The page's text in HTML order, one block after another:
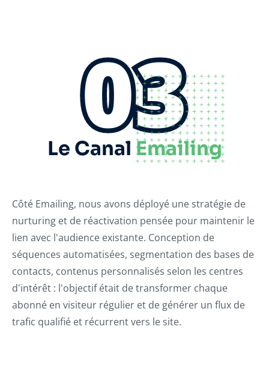
03
Le Canal Emailing
Côté Emailing, nous avons déployé une stratégie de
nurturing et de réactivation pensée pour maintenir le
lien avec l'audience existante. Conception de
séquences automatisées, segmentation des bases de
contacts, contenus personnalisés selon les centres
d'intérêt : l'objectif était de transformer chaque
abonné en visiteur régulier et de générer un flux de
trafic qualifié et récurrent vers le site.